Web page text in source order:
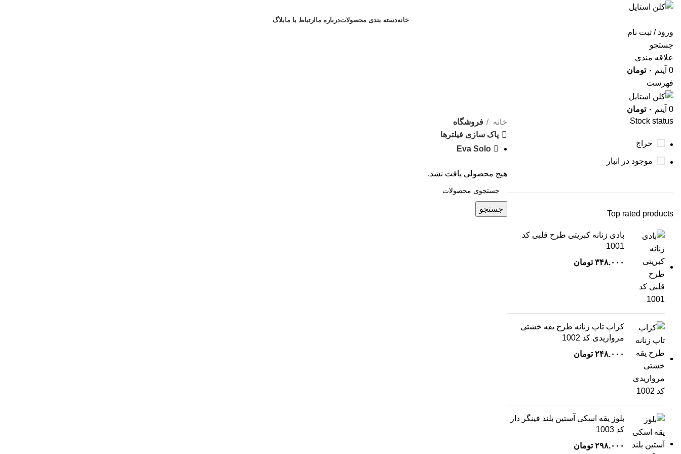
خانهدسته بندی محصولاتدرباره ما ارتباط با مابلاگ
ورود / ثبت نام
جستجو
علاقه مندی
0 آیتم ۰ تومان
فهرست
0 آیتم ۰ تومان
Stock status
حراج
موجود در انبار
Top rated products
بادی زنانه کبریتی طرح قلبی کد
1001
۳۴۸.۰۰۰ تومان
کراپ تاپ زنانه طرح یقه خشتی
مرواریدی کد 1002
۲۴۸.۰۰۰ تومان
بلوز یقه اسکی آستین بلند فینگر دار
کد 1003
۲۹۸.۰۰۰ تومان
خانه
فروشگاه
پاک سازی فیلترها
Eva Solo
هیچ محصولی یافت نشد.
جستجو